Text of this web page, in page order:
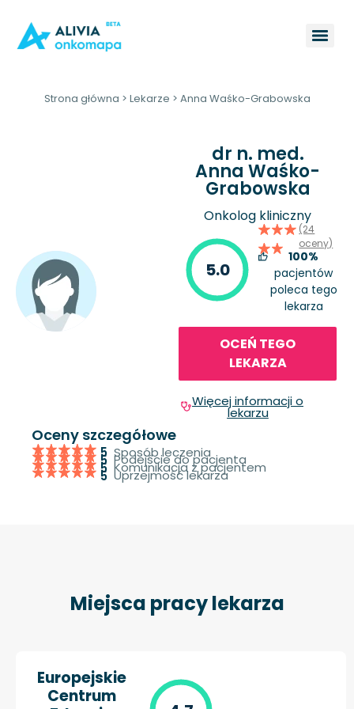
Strona główna > Lekarze > Anna Waśko-Grabowska
dr n. med.
Anna Waśko-
Grabowska
Onkolog kliniczny
5.0
(24
oceny)
100%
pacjentów
poleca tego
lekarza
OCEŃ TEGO
LEKARZA
Więcej informacji o
lekarzu
Oceny szczegółowe
5 Sposób leczenia
5 Podejście do pacjenta
5 Komunikacja z pacjentem
5 Uprzejmość lekarza
Miejsca pracy lekarza
Europejskie
Centrum